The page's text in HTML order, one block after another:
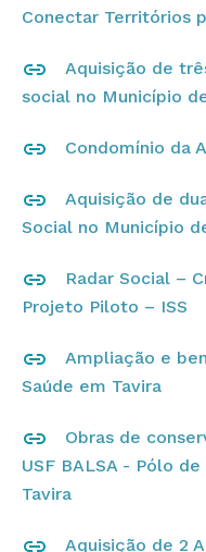
Conectar Territórios
Aquisição de
social no Município
Condomínio da
Aquisição de
Social no Município
Radar Social –
Projeto Piloto – ISS
Ampliação e
Saúde em Tavira
Obras de
USF BALSA - Pólo
Tavira
Aquisição de 2